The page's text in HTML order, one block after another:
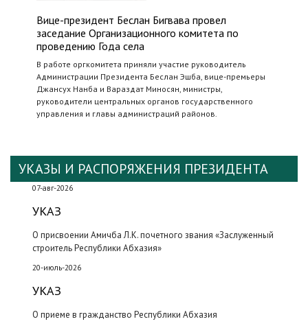
Вице-президент Беслан Бигвава провел
заседание Организационного комитета по
проведению Года села
В работе оргкомитета приняли участие руководитель
Администрации Президента Беслан Эшба, вице-премьеры
Джансух Нанба и Вараздат Миносян, министры,
руководители центральных органов государственного
управления и главы администраций районов.
УКАЗЫ И РАСПОРЯЖЕНИЯ ПРЕЗИДЕНТА
07-авг-2026
УКАЗ
О присвоении Амичба Л.К. почетного звания «Заслуженный
строитель Республики Абхазия»
20-июль-2026
УКАЗ
О приеме в гражданство Республики Абхазия